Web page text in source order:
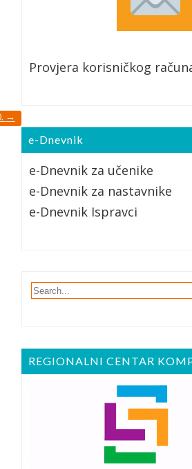
→
Provjera korisničkog
e-Dnevnik
e-Dnevnik za učenike
e-Dnevnik za nastavnike
e-Dnevnik Ispravci
REGIONALNI CENTAR